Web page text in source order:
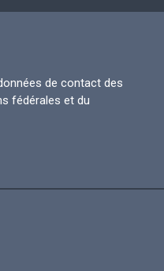
de contact des
fédérales et du